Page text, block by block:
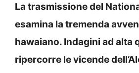
La trasmissione del
esamina la tremenda
hawaiano. Indagini ad alta
ripercorre le vicende